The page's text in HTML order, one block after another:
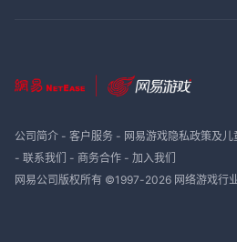
公司简介- 客户服务- 网易游戏隐私政策及
- 联系我们 - 商务合作- 加入我们
网易公司版权所有 ©1997-2026 网络游戏行